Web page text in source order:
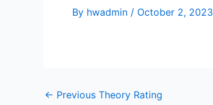
By hwadmin / October 2, 2023
← Previous Theory Rating